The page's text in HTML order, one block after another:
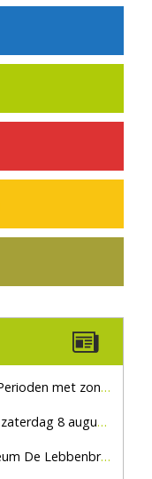
met zon en droog
marktplein Haaksbergen
De Lebbenbrugge